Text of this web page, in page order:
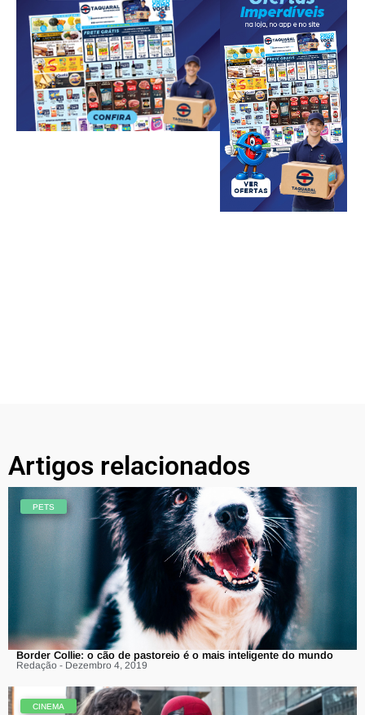
Artigos relacionados
PETS
Border Collie: o cão de pastoreio é o mais inteligente do mundo
Redação - Dezembro 4, 2019
CINEMA